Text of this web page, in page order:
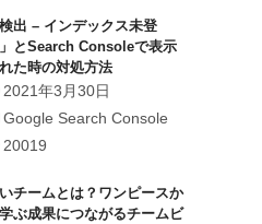
検出 – インデックス未登
とSearch Consoleで表示
た時の対処方法
2021年3月30日
Google Search Console
20019
チームとは？ワンピースか
ぶ成果につながるチームビ